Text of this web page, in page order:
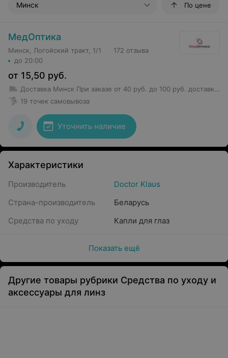
Минск По цене
МедОптика
Минск, Логойский тракт, 1/1
до 20:00
172 отзыва
от 15,50 руб.
Доставка Минск При заказе от 40 руб. до 100 руб. доставка 5,50 руб.
19 точек самовывоза
Уточнить наличие
Характеристики
Производитель
Doctor Klaus
Страна-производитель
Беларусь
Средства по уходу
Капли для глаз
Показать ещё
Другие товары рубрики Средства по уходу и
аксессуары для линз